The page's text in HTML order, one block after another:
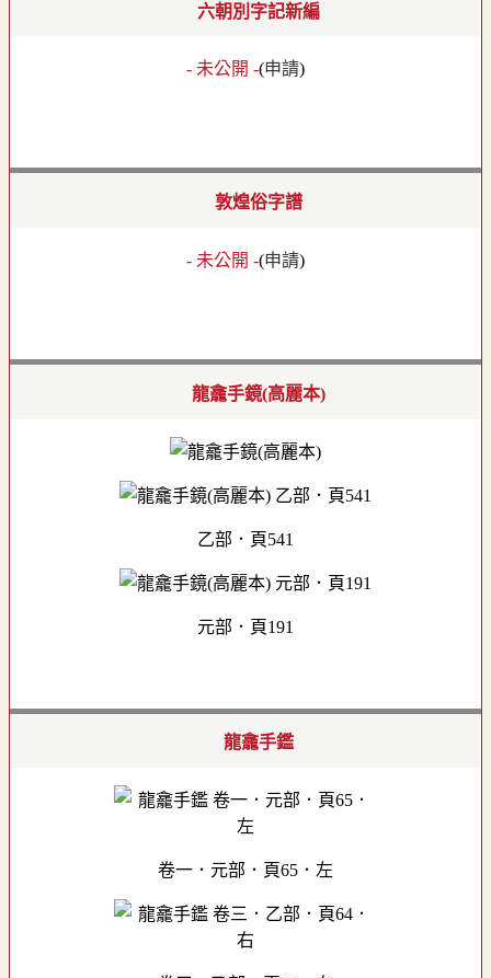
六朝別字記新編
- 未公開 -(申請)
敦煌俗字譜
- 未公開 -(申請)
龍龕手鏡(高麗本)
乙部．頁541
元部．頁191
龍龕手鑑
卷一．元部．頁65．左